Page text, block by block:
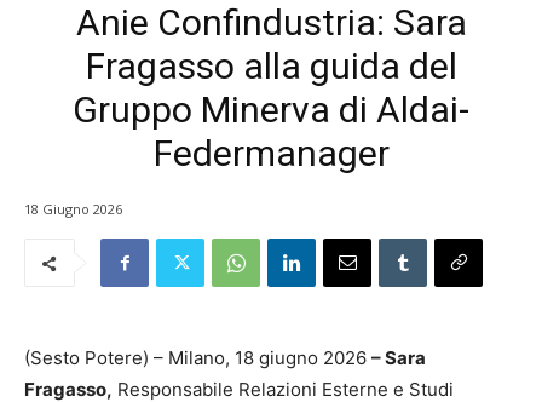
Anie Confindustria: Sara
Fragasso alla guida del
Gruppo Minerva di Aldai-
Federmanager
18 Giugno 2026
(Sesto Potere) – Milano, 18 giugno 2026 – Sara
Fragasso, Responsabile Relazioni Esterne e Studi